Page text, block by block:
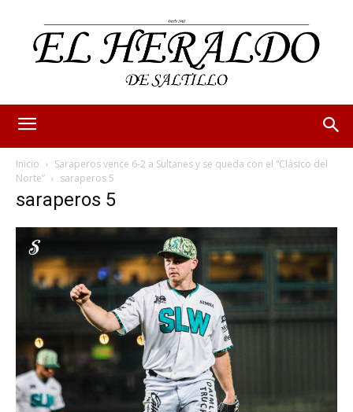
Inicio
Saraperos vence 6-2 a Sultanes y se queda con el “Clásico del
Norte”
saraperos 5
saraperos 5